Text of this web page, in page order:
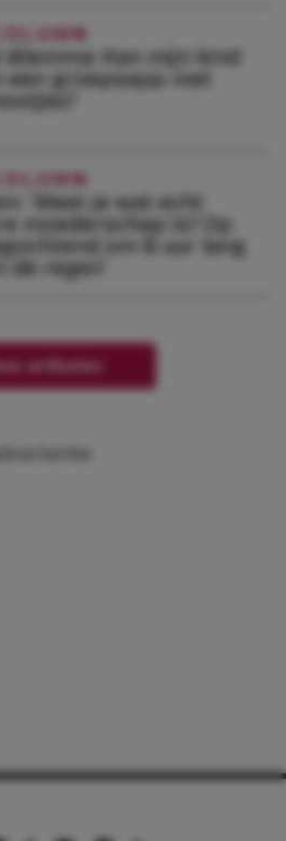
Kan mijn kind
een groepsapp met
‘Weet je wat echt
moederschap is? Op
om 8 uur lang
de regen’
artikelen